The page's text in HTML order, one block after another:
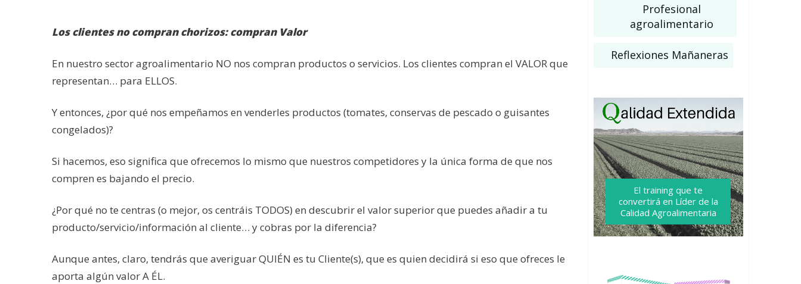
Los clientes no compran chorizos: compran Valor
En nuestro sector agroalimentario NO nos compran productos o servicios. Los clientes compran el VALOR que
representan… para ELLOS.
Y entonces, ¿por qué nos empeñamos en venderles productos (tomates, conservas de pescado o guisantes
congelados)?
Si hacemos, eso significa que ofrecemos lo mismo que nuestros competidores y la única forma de que nos
compren es bajando el precio.
¿Por qué no te centras (o mejor, os centráis TODOS) en descubrir el valor superior que puedes añadir a tu
producto/servicio/información al cliente… y cobras por la diferencia?
Aunque antes, claro, tendrás que averiguar QUIÉN es tu Cliente(s), que es quien decidirá si eso que ofreces le
aporta algún valor A ÉL.
Profesional
agroalimentario
Reflexiones Mañaneras
El training que te
convertirá en Líder de la
Calidad Agroalimentaria